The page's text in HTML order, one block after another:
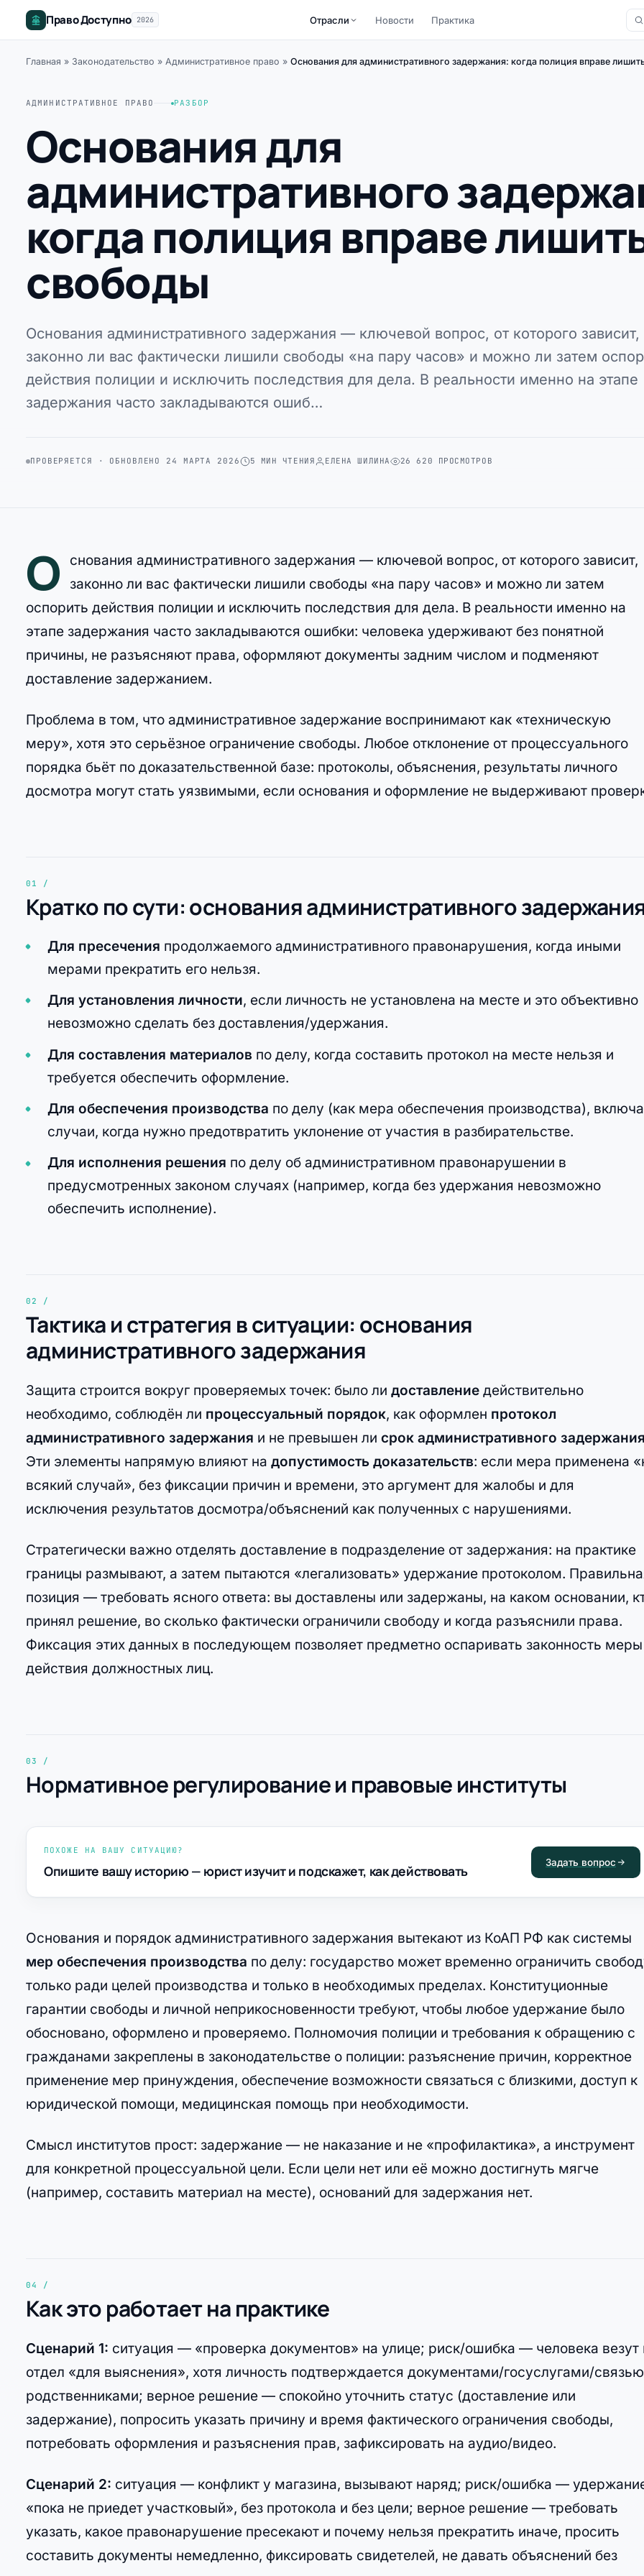
Право Доступно 2026 Отрасли Новости Практика
Главная » Законодательство » Административное право » Основания для административного задержания: когда полиция вправе
АДМИНИСТРАТИВНОЕ ПРАВО РАЗБОР
Основания для
административного
когда полиция вправе
свободы
Основания административного задержания — ключевой вопрос, от которого зависит,
законно ли вас фактически лишили свободы «на пару часов» и можно ли затем
действия полиции и исключить последствия для дела. В реальности именно на этапе
задержания часто закладываются ошиб…
ПРОВЕРЯЕТСЯ · ОБНОВЛЕНО 24 МАРТА 2026 5 МИН ЧТЕНИЯ ЕЛЕНА ШИЛИНА 26 620 ПРОСМОТРОВ
О
снования административного задержания — ключевой вопрос, от которого зависит,
законно ли вас фактически лишили свободы «на пару часов» и можно ли затем
оспорить действия полиции и исключить последствия для дела. В реальности именно на
этапе задержания часто закладываются ошибки: человека удерживают без понятной
причины, не разъясняют права, оформляют документы задним числом и подменяют
доставление задержанием.
Проблема в том, что административное задержание воспринимают как «техническую
меру», хотя это серьёзное ограничение свободы. Любое отклонение от процессуального
порядка бьёт по доказательственной базе: протоколы, объяснения, результаты личного
досмотра могут стать уязвимыми, если основания и оформление не выдерживают
Кратко по сути: основания административного
Для пресечения продолжаемого административного правонарушения, когда иными
мерами прекратить его нельзя.
Для установления личности, если личность не установлена на месте и это объективно
невозможно сделать без доставления/удержания.
Для составления материалов по делу, когда составить протокол на месте нельзя и
требуется обеспечить оформление.
Для обеспечения производства по делу (как мера обеспечения производства),
случаи, когда нужно предотвратить уклонение от участия в разбирательстве.
Для исполнения решения по делу об административном правонарушении в
предусмотренных законом случаях (например, когда без удержания невозможно
обеспечить исполнение).
Тактика и стратегия в ситуации: основания
административного задержания
Защита строится вокруг проверяемых точек: было ли доставление действительно
необходимо, соблюдён ли процессуальный порядок, как оформлен протокол
административного задержания и не превышен ли срок административного
Эти элементы напрямую влияют на допустимость доказательств: если мера применена
всякий случай», без фиксации причин и времени, это аргумент для жалобы и для
исключения результатов досмотра/объяснений как полученных с нарушениями.
Стратегически важно отделять доставление в подразделение от задержания: на практике
границы размывают, а затем пытаются «легализовать» удержание протоколом.
позиция — требовать ясного ответа: вы доставлены или задержаны, на каком основании,
принял решение, во сколько фактически ограничили свободу и когда разъяснили права.
Фиксация этих данных в последующем позволяет предметно оспаривать законность
действия должностных лиц.
Нормативное регулирование и правовые институты
ПОХОЖЕ НА ВАШУ СИТУАЦИЮ?
Опишите вашу историю — юрист изучит и подскажет, как действовать
Задать вопрос
Основания и порядок административного задержания вытекают из КоАП РФ как системы
мер обеспечения производства по делу: государство может временно ограничить
только ради целей производства и только в необходимых пределах. Конституционные
гарантии свободы и личной неприкосновенности требуют, чтобы любое удержание было
обосновано, оформлено и проверяемо. Полномочия полиции и требования к обращению с
гражданами закреплены в законодательстве о полиции: разъяснение причин, корректное
применение мер принуждения, обеспечение возможности связаться с близкими, доступ к
юридической помощи, медицинская помощь при необходимости.
Смысл институтов прост: задержание — не наказание и не «профилактика», а инструмент
для конкретной процессуальной цели. Если цели нет или её можно достигнуть мягче
(например, составить материал на месте), оснований для задержания нет.
Как это работает на практике
Сценарий 1: ситуация — «проверка документов» на улице; риск/ошибка — человека везут
отдел «для выяснения», хотя личность подтверждается документами/госуслугами/
родственниками; верное решение — спокойно уточнить статус (доставление или
задержание), попросить указать причину и время фактического ограничения свободы,
потребовать оформления и разъяснения прав, зафиксировать на аудио/видео.
Сценарий 2: ситуация — конфликт у магазина, вызывают наряд; риск/ошибка —
«пока не приедет участковый», без протокола и без цели; верное решение — требовать
указать, какое правонарушение пресекают и почему нельзя прекратить иначе, просить
составить документы немедленно, фиксировать свидетелей, не давать объяснений без